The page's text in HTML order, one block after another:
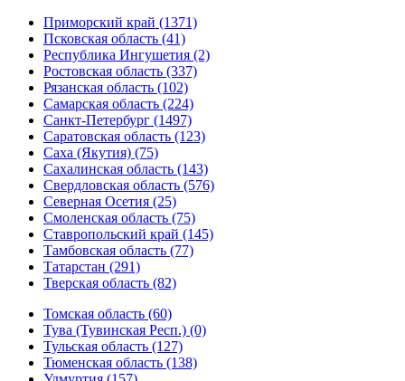
Приморский край (1371)
Псковская область (41)
Республика Ингушетия (2)
Ростовская область (337)
Рязанская область (102)
Самарская область (224)
Санкт-Петербург (1497)
Саратовская область (123)
Саха (Якутия) (75)
Сахалинская область (143)
Свердловская область (576)
Северная Осетия (25)
Смоленская область (75)
Ставропольский край (145)
Тамбовская область (77)
Татарстан (291)
Тверская область (82)
Томская область (60)
Тува (Тувинская Респ.) (0)
Тульская область (127)
Тюменская область (138)